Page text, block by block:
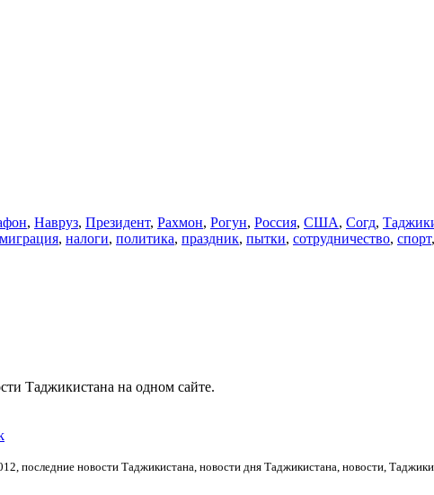
, Навруз, Президент, Рахмон, Рогун, Россия, США, Согд,
миграция, налоги, политика, праздник, пытки, сотрудничество, спорт,
Таджикистана на одном сайте.
последние новости Таджикистана, новости дня Таджикистана, новости,